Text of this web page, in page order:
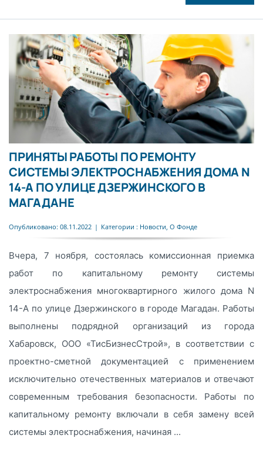
ПРИНЯТЫ РАБОТЫ ПО РЕМОНТУ
СИСТЕМЫ ЭЛЕКТРОСНАБЖЕНИЯ ДОМА N
14-А ПО УЛИЦЕ ДЗЕРЖИНСКОГО В
МАГАДАНЕ
Опубликовано: 08.11.2022 | Категории : Новости, О Фонде
Вчера, 7 ноября, состоялась комиссионная приемка
работ по капитальному ремонту системы
электроснабжения многоквартирного жилого дома N
14-А по улице Дзержинского в городе Магадан. Работы
выполнены подрядной организаций из города
Хабаровск, ООО «ТисБизнесСтрой», в соответствии с
проектно-сметной документацией с применением
исключительно отечественных материалов и отвечают
современным требования безопасности. Работы по
капитальному ремонту включали в себя замену всей
системы электроснабжения, начиная ...